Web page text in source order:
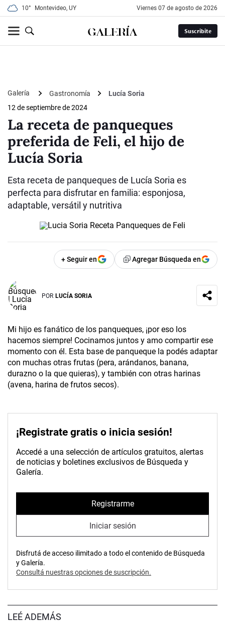
10° Montevideo, UY viernes 07 de agosto de 2026
Suscribite
Galería Gastronomía
Lucía Soria
12 de septiembre de 2024
La receta de panqueques
preferida de Feli, el hijo de
Lucía Soria
Esta receta de panqueques de Lucía Soria es
perfecta para disfrutar en familia: esponjosa,
adaptable, versátil y nutritiva
+ Seguir en Agregar Búsqueda en
POR LUCÍA SORIA
Mi hijo es fanático de los panqueques, ¡por eso los
hacemos siempre! Cocinamos juntos y amo compartir ese
momento con él. Esta base de panqueque la podés adaptar
con muchas otras frutas (pera, arándanos, banana,
durazno o la que quieras), y también con otras harinas
(avena, harina de frutos secos).
¡Registrate gratis o inicia sesión!
Accedé a una selección de artículos gratuitos, alertas
de noticias y boletines exclusivos de Búsqueda y
Galería.
Registrarme
Iniciar sesión
Disfrutá de acceso ilimitado a todo el contenido de Búsqueda
y Galería.
Consultá nuestras opciones de suscripción.
LEÉ ADEMÁS